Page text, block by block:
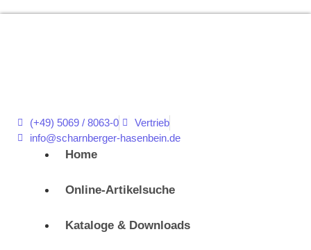
(+49) 5069 / 8063-0
Vertrieb
info@scharnberger-hasenbein.de
Home
Online-Artikelsuche
Kataloge & Downloads